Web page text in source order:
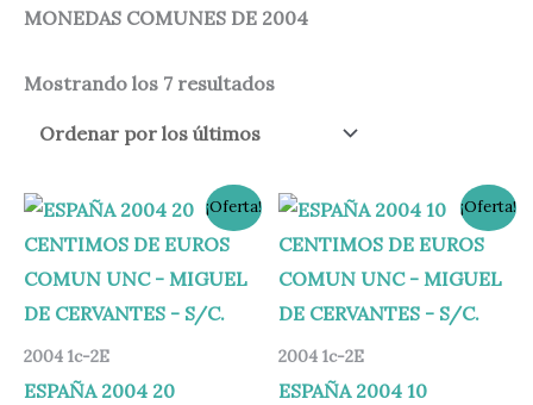
MONEDAS COMUNES DE 2004
Mostrando los 7 resultados
¡Oferta!
2004 1c-2E
ESPAÑA 2004 20
El
precio
original
era:
2,60 €.
El
precio
actual
es:
1,30 €.
¡Oferta!
2004 1c-2E
ESPAÑA 2004 10
El
precio
original
era:
2,10 €.
El
precio
actual
es:
1,10 €.